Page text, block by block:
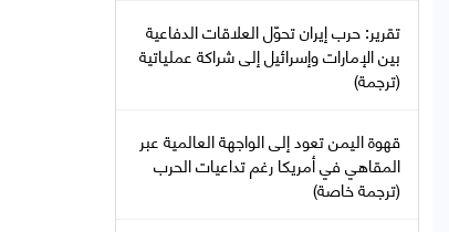
تقرير: حرب إيران تحوّل العلاقات الدفاعية
بين الإمارات وإسرائيل إلى شراكة عملياتية
(ترجمة)
قهوة اليمن تعود إلى الواجهة العالمية عبر
المقاهي في أمريكا رغم تداعيات الحرب
(ترجمة خاصة)